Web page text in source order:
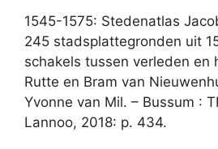
1545-1575: Stedenatlas
245 stadsplattegronden uit
schakels tussen verleden en
Rutte en Bram van
Yvonne van Mil. – Bussum :
Lannoo, 2018: p. 434.